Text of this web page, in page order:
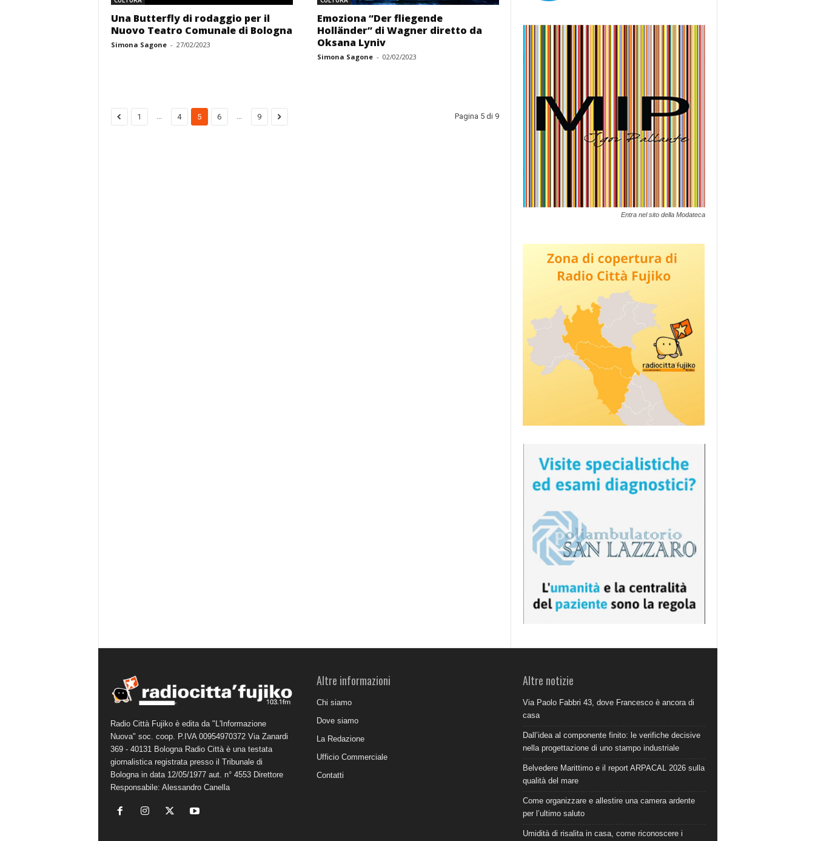
Una Butterfly di rodaggio per il
Nuovo Teatro Comunale di Bologna
Simona Sagone - 27/02/2023
Emoziona “Der fliegende
Holländer” di Wagner diretto da
Oksana Lyniv
Simona Sagone - 02/02/2023
1 ... 4 5 6 ... 9 Pagina 5 di 9
Entra nel sito della Modateca
Radio Città Fujiko è edita da "L'Informazione
Nuova" soc. coop. P.IVA 00954970372 Via Zanardi
369 - 40131 Bologna Radio Città è una testata
giornalistica registrata presso il Tribunale di
Bologna in data 12/05/1977 aut. n° 4553 Direttore
Responsabile: Alessandro Canella
Altre informazioni
Chi siamo
Dove siamo
La Redazione
Ufficio Commerciale
Contatti
Altre notizie
Via Paolo Fabbri 43, dove Francesco è ancora di
casa
Dall’idea al componente finito: le verifiche decisive
nella progettazione di uno stampo industriale
Belvedere Marittimo e il report ARPACAL 2026 sulla
qualità del mare
Come organizzare e allestire una camera ardente
per l’ultimo saluto
Umidità di risalita in casa, come riconoscere i